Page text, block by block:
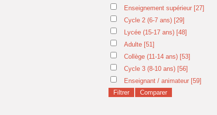
Enseignement supérieur [27]
Cycle 2 (6-7 ans) [29]
Lycée (15-17 ans) [48]
Adulte [51]
Collège (11-14 ans) [53]
Cycle 3 (8-10 ans) [56]
Enseignant / animateur [59]